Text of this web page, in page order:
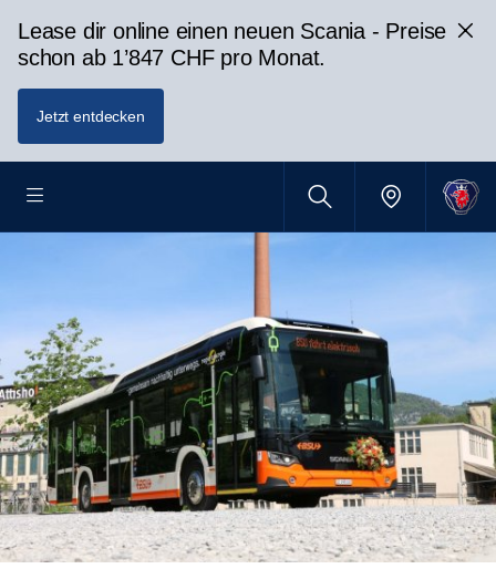
Lease dir online einen neuen Scania - Preise
schon ab 1’847 CHF pro Monat.
Jetzt entdecken